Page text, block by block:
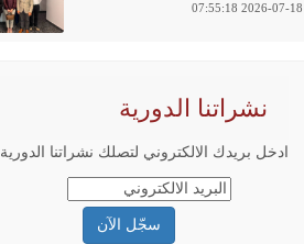
2026-07-18 07:55:18
نشراتنا الدورية
ادخل بريدك الالكتروني لتصلك نشراتنا الدورية